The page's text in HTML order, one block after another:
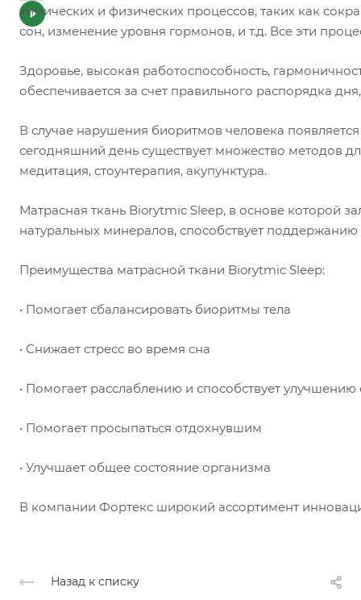
химических и физических процессов, таких как
сон, изменение уровня гормонов, и т.д. Все эти
Здоровье, высокая работоспособность,
обеспечивается за счет правильного распорядка
В случае нарушения биоритмов человека появляется
сегодняшний день существует множество методов
медитация, стоунтерапия, акупунктура.
Матрасная ткань Biorytmic Sleep, в основе которой
натуральных минералов, способствует
Преимущества матрасной ткани Biorytmic Sleep:
• Помогает сбалансировать биоритмы тела
• Снижает стресс во время сна
• Помогает расслаблению и способствует улучшению
• Помогает просыпаться отдохнувшим
• Улучшает общее состояние организма
В компании Фортекс широкий ассортимент
Назад к списку